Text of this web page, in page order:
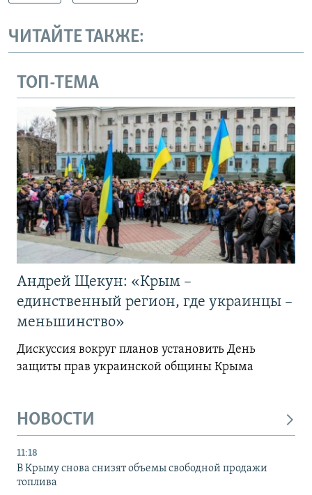
ЧИТАЙТЕ ТАКЖЕ:
ТОП-ТЕМА
Андрей Щекун: «Крым –
единственный регион, где украинцы –
меньшинство»
Дискуссия вокруг планов установить День
защиты прав украинской общины Крыма
НОВОСТИ
11:18
В Крыму снова снизят объемы свободной продажи
топлива